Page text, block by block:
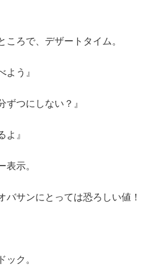
ころで、デザートタイム。
よう』
ずつにしない？』
よ』
表示。
バサンにとっては恐ろしい値！
ック。